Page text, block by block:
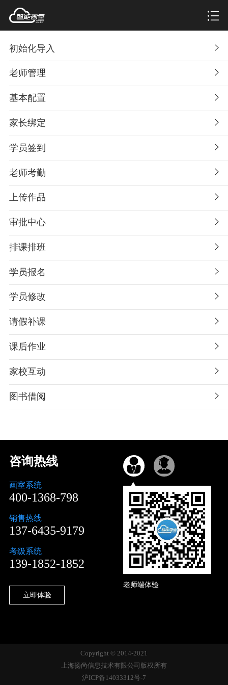
初始化导入
老师管理
基本配置
家长绑定
学员签到
老师考勤
上传作品
审批中心
排课排班
学员报名
学员修改
请假补课
课后作业
家校互动
图书借阅
咨询热线
画室系统
400-1368-798
销售热线
137-6435-9179
考级系统
139-1852-1852
立即体验
老师端体验
Copyright © 2014-2021
上海扬尚信息技术有限公司版权所有
沪ICP备14033312号-7